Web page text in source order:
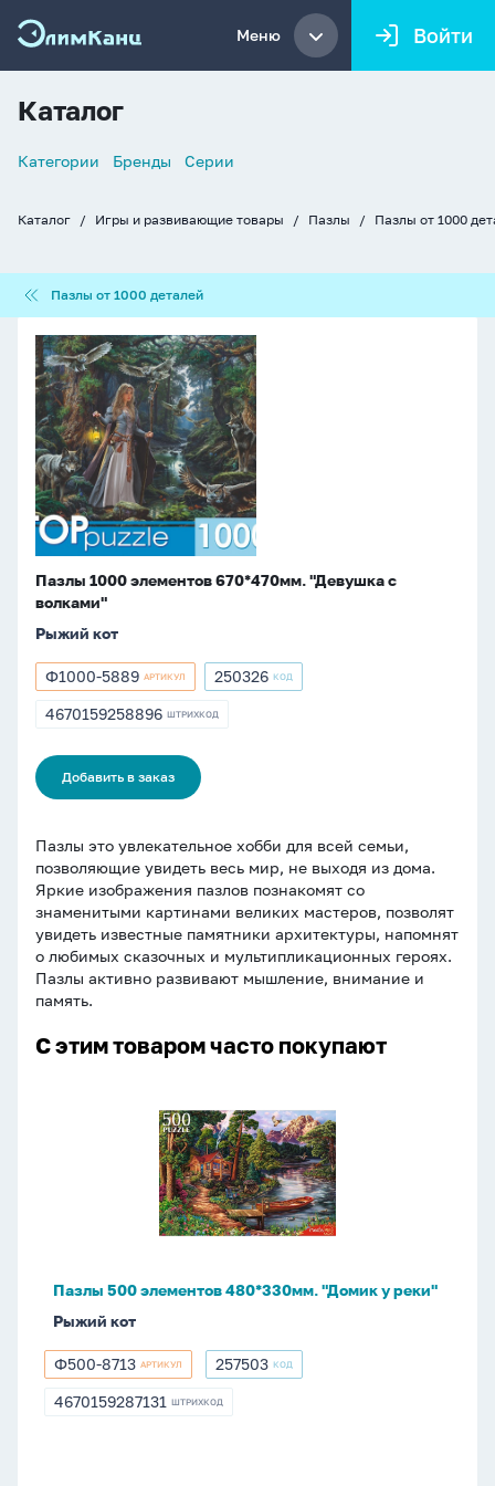
Меню Войти
Каталог
Список
Категории Бренды Серии
Каталог Игры и развивающие товары Пазлы Пазлы от 1000
от
1000
деталей
Пазлы от 1000 деталей
Пазлы
1000
элементов
670*470мм.
"Девушка
с
волками"
Пазлы 1000 элементов 670*470мм. "Девушка с
волками"
Рыжий кот
Артикул
Ф1000-
Ф1000-5889 АРТИКУЛ
Артикул
250326
250326 КОД
ШТРИХКОД
4670159258896 ШТРИХКОД
Добавить в заказ
Пазлы это увлекательное хобби для всей семьи,
позволяющие увидеть весь мир, не выходя из дома.
Яркие изображения пазлов познакомят со
знаменитыми картинами великих мастеров, позволят
увидеть известные памятники архитектуры, напомнят
о любимых сказочных и мультипликационных героях.
Пазлы активно развивают мышление, внимание и
память.
С этим товаром часто покупают
480*330мм.
Пазлы 500 элементов 480*330мм. "Домик у реки"
Рыжий кот
Ф500-
8713
Ф500-8713 АРТИКУЛ 257503
257503 КОД
4670159287131
4670159287131 ШТРИХКОД